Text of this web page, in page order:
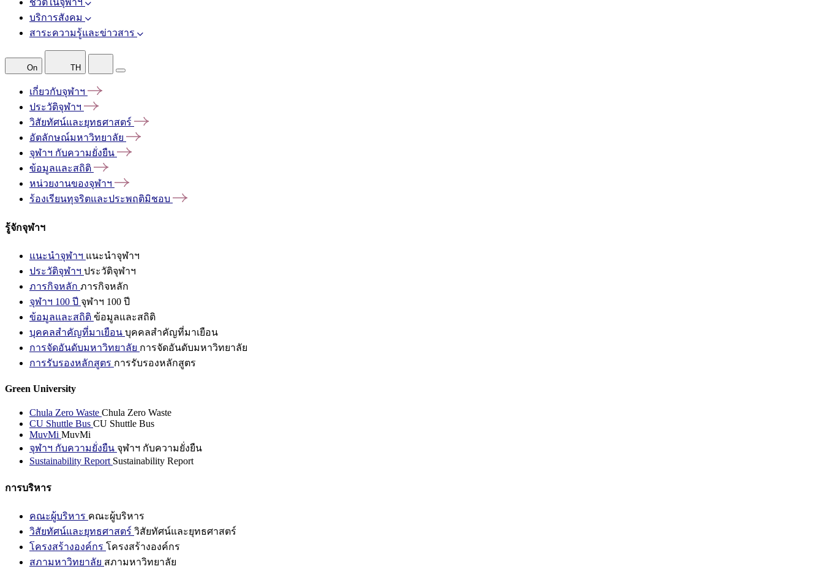
ชีวิตในจุฬาฯ
บริการสังคม
สาระความรู้และข่าวสาร
On TH
เกี่ยวกับจุฬาฯ
ประวัติจุฬาฯ
วิสัยทัศน์และยุทธศาสตร์
อัตลักษณ์มหาวิทยาลัย
จุฬาฯ กับความยั่งยืน
ข้อมูลและสถิติ
หน่วยงานของจุฬาฯ
ร้องเรียนทุจริตและประพฤติมิชอบ
รู้จักจุฬาฯ
แนะนำจุฬาฯ แนะนำจุฬาฯ
ประวัติจุฬาฯ ประวัติจุฬาฯ
ภารกิจหลัก ภารกิจหลัก
จุฬาฯ 100 ปี จุฬาฯ 100 ปี
ข้อมูลและสถิติ ข้อมูลและสถิติ
บุคคลสำคัญที่มาเยือน บุคคลสำคัญที่มาเยือน
การจัดอันดับมหาวิทยาลัย การจัดอันดับมหาวิทยาลัย
การรับรองหลักสูตร การรับรองหลักสูตร
Green University
Chula Zero Waste Chula Zero Waste
CU Shuttle Bus CU Shuttle Bus
MuvMi MuvMi
จุฬาฯ กับความยั่งยืน จุฬาฯ กับความยั่งยืน
Sustainability Report Sustainability Report
การบริหาร
คณะผู้บริหาร คณะผู้บริหาร
วิสัยทัศน์และยุทธศาสตร์ วิสัยทัศน์และยุทธศาสตร์
โครงสร้างองค์กร โครงสร้างองค์กร
สภามหาวิทยาลัย สภามหาวิทยาลัย